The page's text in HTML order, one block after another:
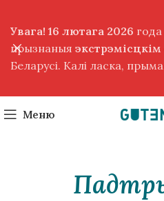
Меню
Увага! 16 лютага 2026
прызнаныя экстрэмісцкім
Беларусі. Калі ласка,